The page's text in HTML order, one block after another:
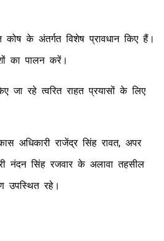
कोष के अंतर्गत विशेष प्रावधान किए हैं।
का पालन करें।
जा रहे त्वरित राहत प्रयासों के लिए
अधिकारी राजेंद्र सिंह रावत, अपर
नंदन सिंह रजवार के अलावा तहसील
उपस्थित रहे।